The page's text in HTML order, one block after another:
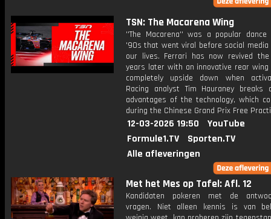
TSN: The Macarena Wing
''The Macarena'' was a popular
'90s that went viral before social media
our lives. Ferrari has now revived
years later with an innovative rear
completely upside down when
Racing analyst Tim Hauraney breaks
advantages of the technology, which
during the Chinese Grand Prix Free
12-03-2026 19:50
YouTube
Formule1.TV
Sporten.TV
Alle afleveringen
Met het Mes op Tafel: Afl. 12
Kandidaten pokeren met de
vragen. Niet alleen kennis is van